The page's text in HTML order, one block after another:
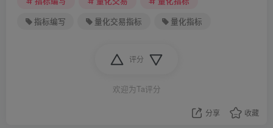
指标编写
量化交易指标 量化指标
评分
欢迎为Ta评分
分享 收藏